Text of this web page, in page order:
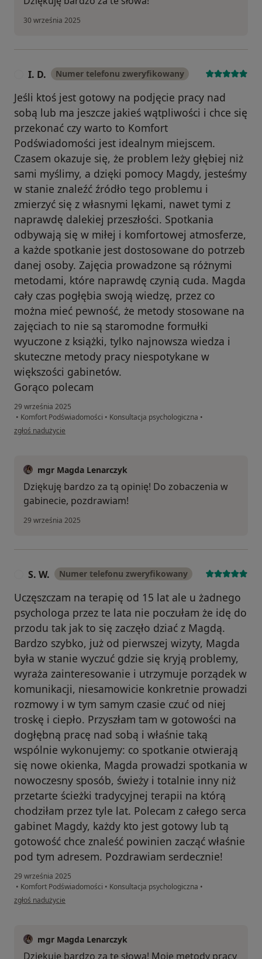
30 września 2025
I. D. Numer telefonu zweryfikowany
Jeśli ktoś jest gotowy na podjęcie pracy nad
sobą lub ma jeszcze jakieś wątpliwości i chce się
przekonać czy warto to Komfort
Podświadomości jest idealnym miejscem.
Czasem okazuje się, że problem leży głębiej niż
sami myślimy, a dzięki pomocy Magdy, jesteśmy
w stanie znaleźć źródło tego problemu i
zmierzyć się z własnymi lękami, nawet tymi z
naprawdę dalekiej przeszłości. Spotkania
odbywają się w miłej i komfortowej atmosferze,
a każde spotkanie jest dostosowane do potrzeb
danej osoby. Zajęcia prowadzone są różnymi
metodami, które naprawdę czynią cuda. Magda
cały czas pogłębia swoją wiedzę, przez co
można mieć pewność, że metody stosowane na
zajęciach to nie są staromodne formułki
wyuczone z książki, tylko najnowsza wiedza i
skuteczne metody pracy niespotykane w
większości gabinetów.
Gorąco polecam
29 września 2025
• Komfort Podświadomości • Konsultacja psychologiczna •
w opinii użytkownika I. D.
zgłoś nadużycie
mgr Magda Lenarczyk
Dziękuję bardzo za tą opinię! Do zobaczenia w
gabinecie, pozdrawiam!
29 września 2025
S. W. Numer telefonu zweryfikowany
Uczęszczam na terapię od 15 lat ale u żadnego
psychologa przez te lata nie poczułam że idę do
przodu tak jak to się zaczęło dziać z Magdą.
Bardzo szybko, już od pierwszej wizyty, Magda
była w stanie wyczuć gdzie się kryją problemy,
wyraża zainteresowanie i utrzymuje porządek w
komunikacji, niesamowicie konkretnie prowadzi
rozmowy i w tym samym czasie czuć od niej
troskę i ciepło. Przyszłam tam w gotowości na
dogłębną pracę nad sobą i właśnie taką
wspólnie wykonujemy: co spotkanie otwierają
się nowe okienka, Magda prowadzi spotkania w
nowoczesny sposób, świeży i totalnie inny niż
przetarte ścieżki tradycyjnej terapii na którą
chodziłam przez tyle lat. Polecam z całego serca
gabinet Magdy, każdy kto jest gotowy lub tą
gotowość chce znaleść powinien zacząć właśnie
pod tym adresem. Pozdrawiam serdecznie!
29 września 2025
• Komfort Podświadomości • Konsultacja psychologiczna •
w opinii użytkownika S. W.
zgłoś nadużycie
mgr Magda Lenarczyk
Dziękuję bardzo za te słowa! Moje metody pracy